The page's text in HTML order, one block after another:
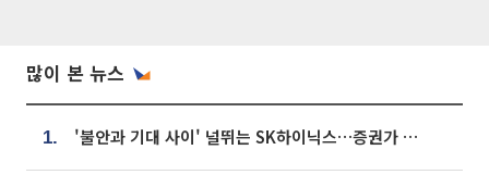
많이 본 뉴스
1. '불안과 기대 사이' 널뛰는 SK하이닉스…증권가 "HBM4·LTA 기반 펀터멘털 견고"